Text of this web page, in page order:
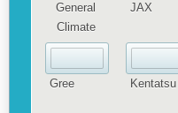
General
Climate
Gree
JAX
Kentatsu